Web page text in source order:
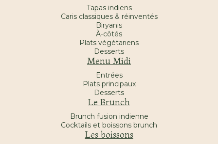
Tapas indiens
Caris classiques & réinventés
Biryanis
À-côtés
Plats végétariens
Desserts
Menu Midi
Entrées
Plats principaux
Desserts
Le Brunch
Brunch fusion indienne
Cocktails et boissons brunch
Les boissons